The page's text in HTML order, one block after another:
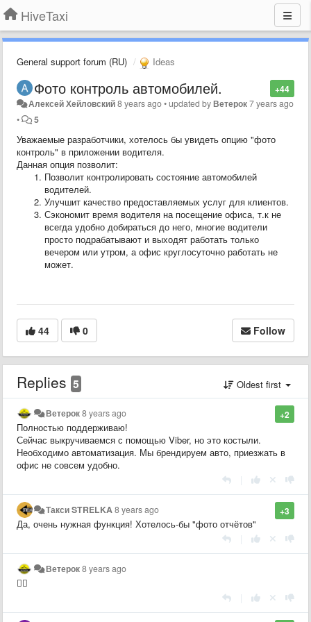
HiveTaxi
General support forum (RU) Ideas
+44
Фото контроль автомобилей.
Алексей Хейловский8 years ago•updated byВетерок7 years ago
•
5
Уважаемые разработчики, хотелось бы увидеть опцию "фото
контроль" в приложении водителя.
Данная опция позволит:
Позволит контролировать состояние автомобилей
водителей.
Улучшит качество предоставляемых услуг для клиентов.
Сэкономит время водителя на посещение офиса, т.к не
всегда удобно добираться до него, многие водители
просто подрабатывают и выходят работать только
вечером или утром, а офис круглосуточно работать не
может.
44 0 Follow
Replies 5 Oldest first
+2
Ветерок8 years ago
Полностью поддерживаю!
Сейчас выкручиваемся с помощью Viber, но это костыли.
Необходимо автоматизация. Мы брендируем авто, приезжать в
офис не совсем удобно.
+3
Такси STRELKA 8 years ago
Да, очень нужная функция! Хотелось-бы "фото отчётов"
Ветерок8 years ago
👍🏼